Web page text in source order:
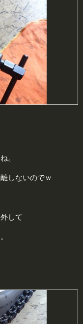
。
しないのでｗ
して